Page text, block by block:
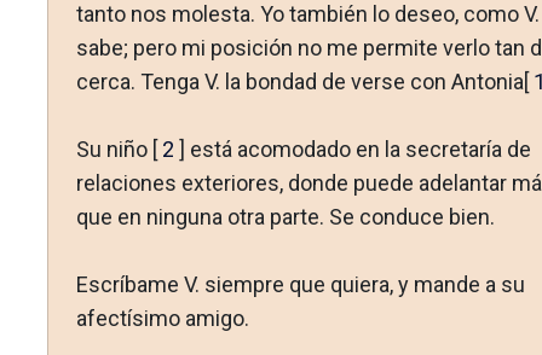
tanto nos molesta. Yo también lo deseo, como V.
sabe; pero mi posición no me permite verlo tan
cerca. Tenga V. la bondad de verse con Antonia[
Su niño [ 2 ] está acomodado en la secretaría de
relaciones exterio­res, donde puede adelantar
que en ninguna otra parte. Se conduce bien.
Escríbame V. siempre que quiera, y mande a su
afectísimo amigo.